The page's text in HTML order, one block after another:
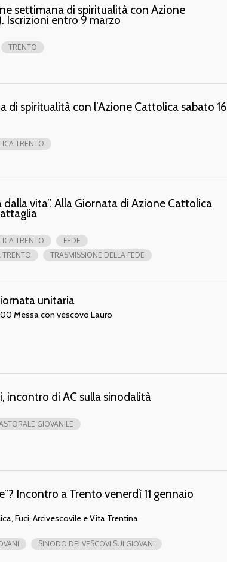
settimana di spiritualità con Azione
Iscrizioni entro 9 marzo
TRENTO
di spiritualità con l’Azione Cattolica sabato 16
TRENTO
vita”. Alla Giornata di Azione Cattolica
TRENTO
FEDE
TRENTO
TRASMISSIONE DELLA FEDE
unitaria
Messa con vescovo Lauro
incontro di AC sulla sinodalità
GIOVANILE
Incontro a Trento venerdì 11 gennaio
Fuci, Arcivescovile e Vita Trentina
SINODO DEI VESCOVI SUI GIOVANI